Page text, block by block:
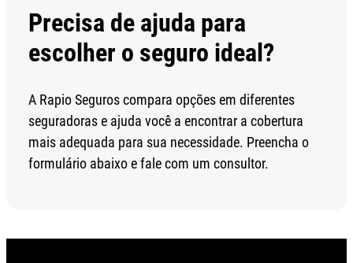
Precisa de ajuda para
escolher o seguro ideal?
A Rapio Seguros compara opções em diferentes
seguradoras e ajuda você a encontrar a cobertura
mais adequada para sua necessidade. Preencha o
formulário abaixo e fale com um consultor.